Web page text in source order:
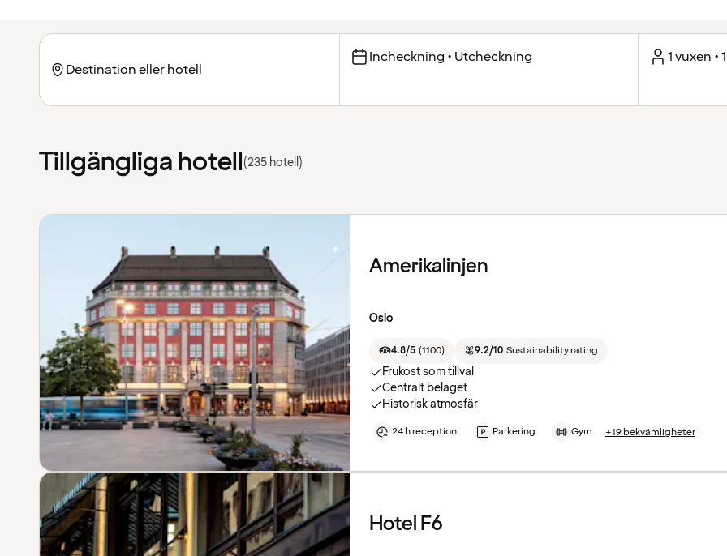
Incheckning • Utcheckning 1 vuxen •
Tillgängliga hotell(235 hotell)
Amerikalinjen
Oslo
4.8/5 (1100) 9.2/10 Sustainability rating
Frukost som tillval
Centralt beläget
Historisk atmosfär
24 h reception Parkering Gym +19 bekvämligheter
Hotel F6